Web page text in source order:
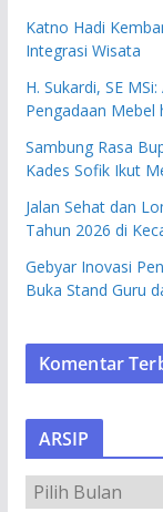
Katno Hadi
Integrasi Wisata
H. Sukardi, SE
Pengadaan
Sambung Rasa
Kades Sofik Ikut
Jalan Sehat dan
Tahun 2026 di
Gebyar Inovasi
Buka Stand Guru
Komentar
ARSIP